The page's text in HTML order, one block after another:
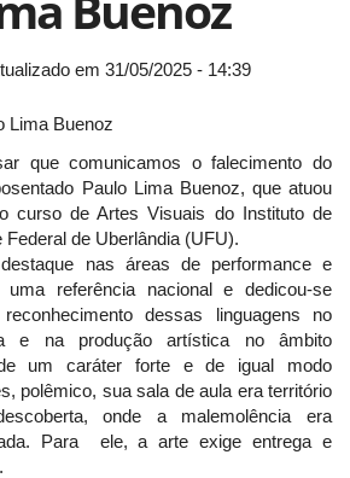
em 31/05/2025 - 14:39
Lima Buenoz
que comunicamos o falecimento do
Paulo Lima Buenoz, que atuou
curso de Artes Visuais do Instituto de
de Uberlândia (UFU).
nas áreas de performance e
uma referência nacional e dedicou-se
dessas linguagens no
e na produção artística no âmbito
um caráter forte e de igual modo
polêmico, sua sala de aula era território
onde a malemolência era
Para ele, a arte exige entrega e